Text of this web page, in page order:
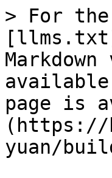
> For the
page is
(https://
yuan/